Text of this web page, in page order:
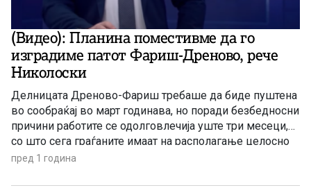
(Видео): Планина поместивме да го
изгрaдиме патот Фариш-Дреново, рече
Николоски
Делницата Дреново-Фариш требаше да биде пуштена
во сообраќај во март годинава, но поради безбедносни
причини работите се одолговлечија уште три месеци,
со што сега граѓаните имаат на располагање целосно
безбеден и модерен пат.
пред 1 година